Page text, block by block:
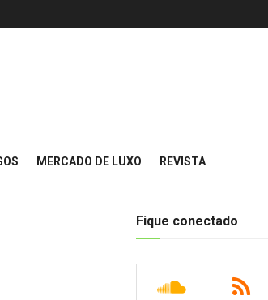
MERCADO DE LUXO REVISTA
Fique conectado